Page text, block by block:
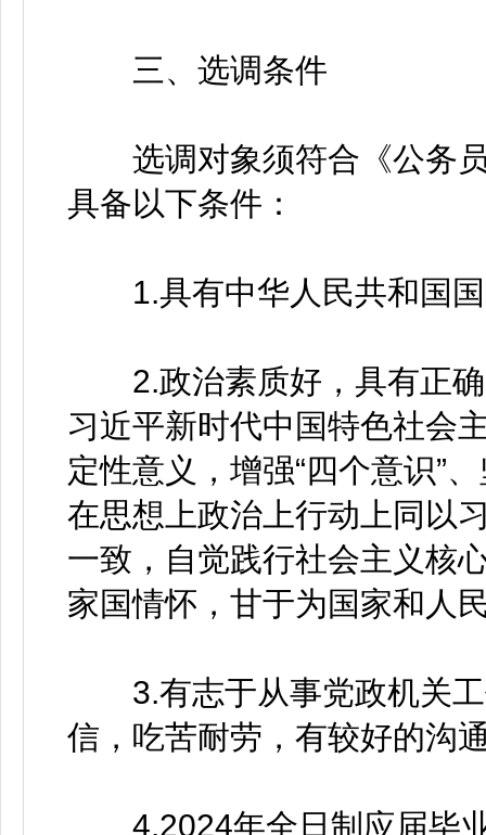
三、选调条件
选调对象须符合《公务员
具备以下条件：
1.具有中华人民共和国国
2.政治素质好，具有正确
习近平新时代中国特色社会
定性意义，增强“四个意识”
在思想上政治上行动上同以
一致，自觉践行社会主义核
家国情怀，甘于为国家和人
3.有志于从事党政机关工
信，吃苦耐劳，有较好的沟
4.2024年全日制应届毕业